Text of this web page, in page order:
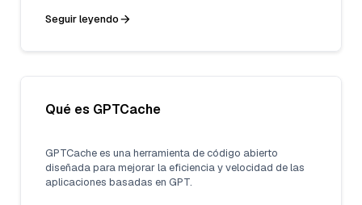
Seguir leyendo
Qué es GPTCache
GPTCache es una herramienta de código abierto
diseñada para mejorar la eficiencia y velocidad de las
aplicaciones basadas en GPT.